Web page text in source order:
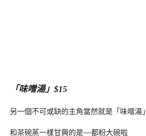
「味噌湯」$15
另一個不可或缺的主角當然就是「味噌湯
和茶碗蒸一樣甘興的是~~都粉大碗啦